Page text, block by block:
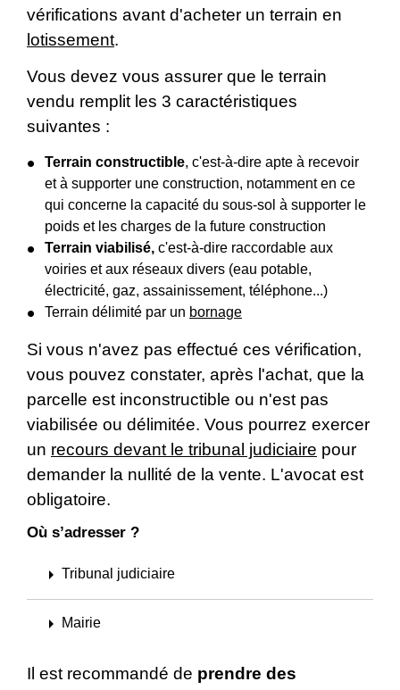
vérifications avant d'acheter un terrain en
lotissement.
Vous devez vous assurer que le terrain
vendu remplit les 3 caractéristiques
suivantes :
Terrain constructible, c'est-à-dire apte à recevoir
et à supporter une construction, notamment en ce
qui concerne la capacité du sous-sol à supporter le
poids et les charges de la future construction
Terrain viabilisé, c'est-à-dire raccordable aux
voiries et aux réseaux divers (eau potable,
électricité, gaz, assainissement, téléphone...)
Terrain délimité par un bornage
Si vous n'avez pas effectué ces vérification,
vous pouvez constater, après l'achat, que la
parcelle est inconstructible ou n'est pas
viabilisée ou délimitée. Vous pourrez exercer
un recours devant le tribunal judiciaire pour
demander la nullité de la vente. L'avocat est
obligatoire.
Où s’adresser ?
arrow_right Tribunal judiciaire
arrow_right Mairie
Il est recommandé de prendre des